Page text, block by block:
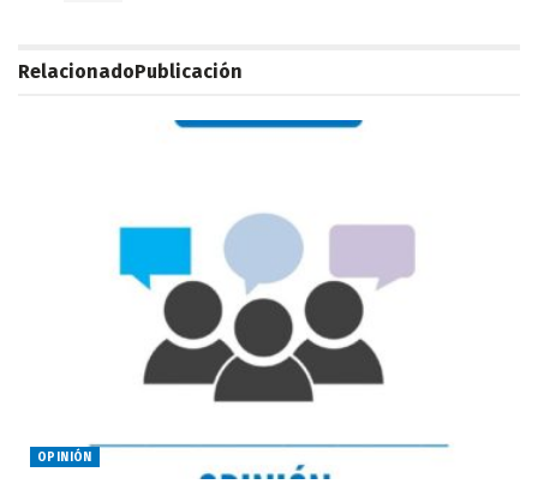
RelacionadoPublicación
OPINIÓN